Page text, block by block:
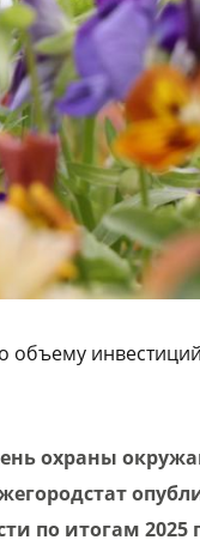
охраны
по итогам 2025